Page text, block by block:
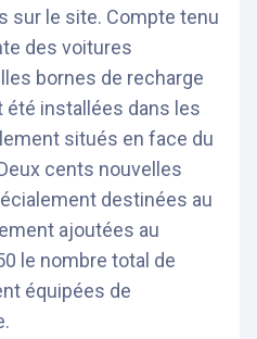
sur le site. Compte tenu
des voitures
bornes de recharge
été installées dans les
situés en face du
cents nouvelles
destinées au
ajoutées au
le nombre total de
équipées de